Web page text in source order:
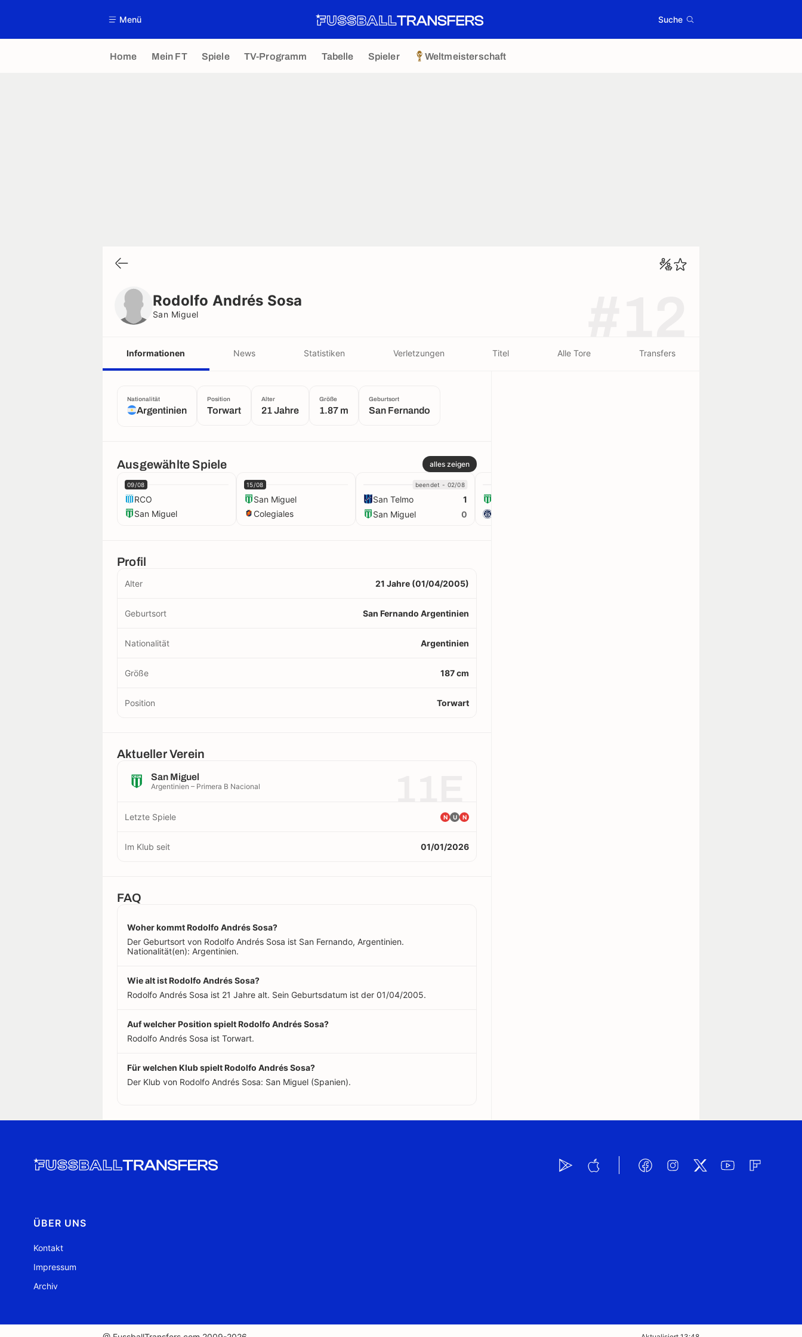
Menü Suche
Home Mein FT Spiele TV-Programm Tabelle Spieler Weltmeisterschaft
Rodolfo Andrés Sosa
San Miguel
Informationen News Statistiken Verletzungen Titel Alle Tore Transfers
Nationalität
Argentinien
Position
Torwart
Alter
21 Jahre
Größe
1.87 m
Geburtsort
San Fernando
Ausgewählte Spiele alles zeigen
09/08
RCO
San Miguel
15/08
San Miguel
Colegiales
beendet - 02/08
San Telmo
1
San Miguel
0
Profil
Alter 21 Jahre (01/04/2005)
Geburtsort San Fernando Argentinien
Nationalität Argentinien
Größe 187 cm
Position Torwart
Aktueller Verein
San Miguel
Argentinien – Primera B Nacional
Letzte Spiele N U N
Im Klub seit 01/01/2026
FAQ
Woher kommt Rodolfo Andrés Sosa?
Der Geburtsort von Rodolfo Andrés Sosa ist San Fernando, Argentinien.
Nationalität(en): Argentinien.
Wie alt ist Rodolfo Andrés Sosa?
Rodolfo Andrés Sosa ist 21 Jahre alt. Sein Geburtsdatum ist der 01/04/2005.
Auf welcher Position spielt Rodolfo Andrés Sosa?
Rodolfo Andrés Sosa ist Torwart.
Für welchen Klub spielt Rodolfo Andrés Sosa?
Der Klub von Rodolfo Andrés Sosa: San Miguel (Spanien).
ÜBER UNS
Kontakt
Impressum
Archiv